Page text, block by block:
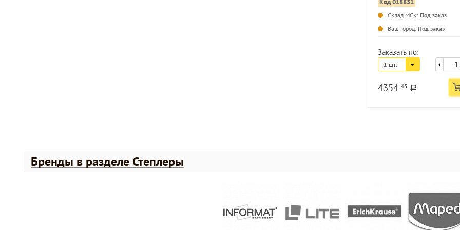
Код 018851
Склад МСК: Под заказ
Ваш город: Под заказ
Заказать по:
1 шт.
4354 43 a
Бренды в разделе Степлеры